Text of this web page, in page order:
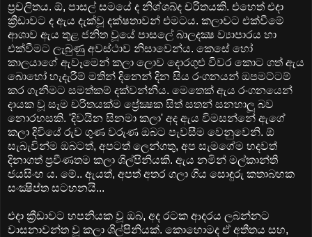
ප්‍රචලිතය. ඕ, පාසල් සමයේ ද නිශ්ශබ්ද චරිතයකි. එහෙත් එදා
ක්‍රීඩාවට ද ඇය දැක්‌වූ දක්‌ෂතාවන් එමටය. කලාවට එක්‌වීමේ
ආශාව ඇය තුළ ජනිත වූයේ පාසලේ බාලදක්‍ෂ ව්‍යාපාරය හා
එක්‌වීමට ලැබුණු අවස්‌ථාව නිසාවෙන්ය. කෙසේ හෝ
කාලයාගේ ඇවෑමෙන් කලා ලොව දොරගුළු විවර කොට ගත් ඇය
බොහෝ හැදැරීම් මතින් දිනෙන් දින සිය රංගනයන් ඔපමට්‌ටම්
කර ගැනීමට සමත්කම් දක්‌වන්නීය. මෙතෙක්‌ ඇය රංගනයෙන්
දායක වූ සෑම චරිතයක්‌ම ප්‍රේක්‍ෂක සිත් සතන් සනහාලූ බව
නොරහසකි. 'දිවයින සිනමා කලා' අද ඇය විමසන්නේ ඇගේ
කලා දිවියේ රුව ගුණ වරුණ ඔබට පැවසීම වෙනුවෙනි. ඕ
සැබැවින්ම ඔබටත්, අපටත් ලෙන්ගතු, අප සැමගේම හදවත්
දිනාගත් ප්‍රවීණතම කලා ශිල්පිනියකි. ඇය නමින් මල්කාන්ති
ජයසිංහ ය. මේ.. ඇයත්, අපත් අතර ගලා ගිය සොඳුරු කතාබහක
සංක්‍ෂිප්ත සටහනයි...
එදා ක්‍රීඩාවට හපනියක වූ ඔබ, අද රටක ආදරය ලබන්නට
වාසනාවන්ත වූ කලා ශිල්පිනියක්‌. කොහොමද ඒ අතීතය සහ,